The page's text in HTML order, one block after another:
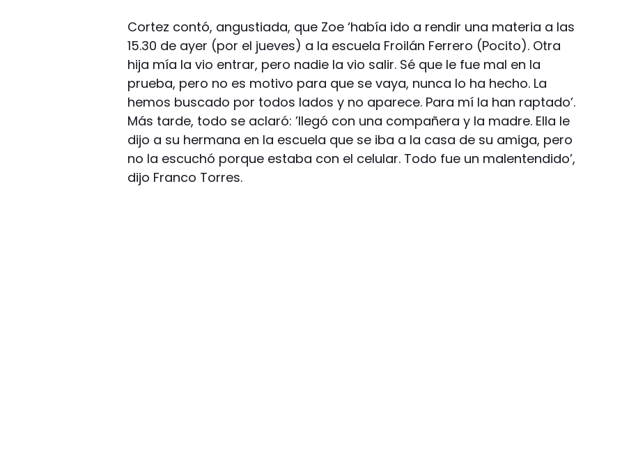
Cortez contó, angustiada, que Zoe ‘había ido a rendir una materia a las
15.30 de ayer (por el jueves) a la escuela Froilán Ferrero (Pocito). Otra
hija mía la vio entrar, pero nadie la vio salir. Sé que le fue mal en la
prueba, pero no es motivo para que se vaya, nunca lo ha hecho. La
hemos buscado por todos lados y no aparece. Para mí la han raptado’.
Más tarde, todo se aclaró: ’llegó con una compañera y la madre. Ella le
dijo a su hermana en la escuela que se iba a la casa de su amiga, pero
no la escuchó porque estaba con el celular. Todo fue un malentendido’,
dijo Franco Torres.